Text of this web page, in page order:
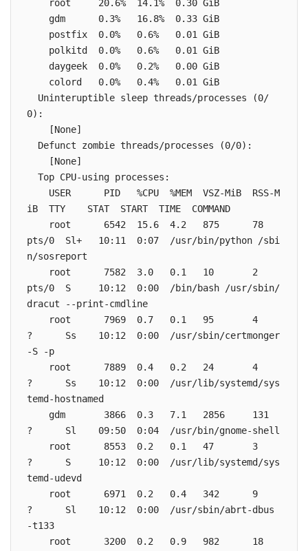
0):
  Top CPU-using processes:
iB  TTY    STAT  START  TIME  COMMAND
pts/0  Sl+   10:11  0:07  /usr/bin/python /sbi
n/sosreport
pts/0  S     10:12  0:00  /bin/bash /usr/sbin/
dracut --print-cmdline
?      Ss    10:12  0:00  /usr/sbin/certmonger
-S -p
?      Ss    10:12  0:00  /usr/lib/systemd/sys
temd-hostnamed
?      Sl    09:50  0:04  /usr/bin/gnome-shell
?      S     10:12  0:00  /usr/lib/systemd/sys
temd-udevd
?      Sl    10:12  0:00  /usr/sbin/abrt-dbus
-t133